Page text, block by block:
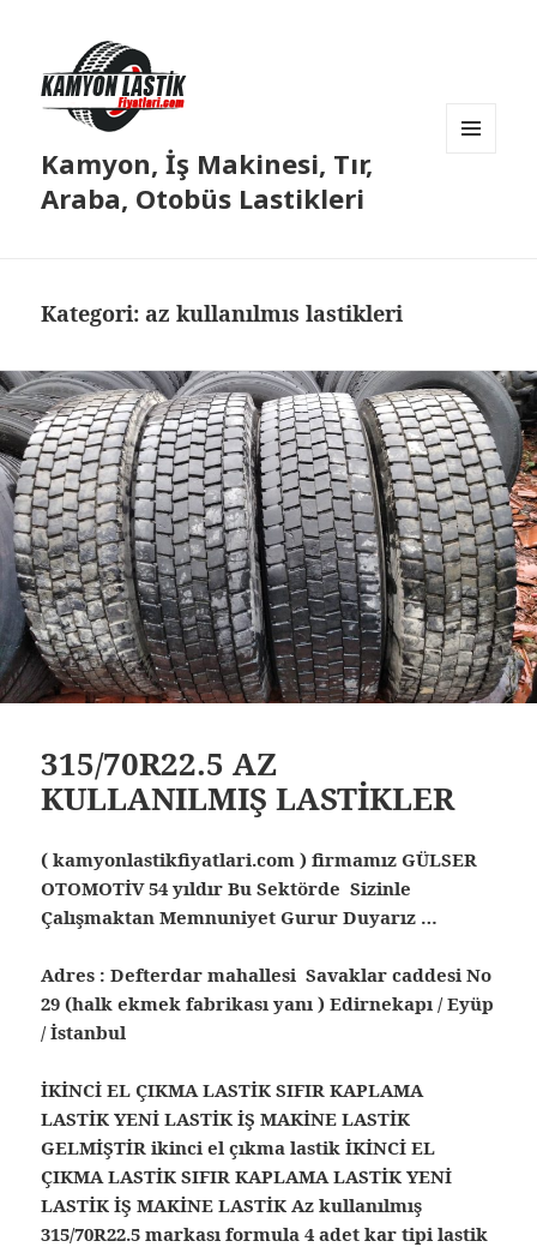
Kamyon, İş Makinesi, Tır,
Araba, Otobüs Lastikleri
Kategori: az kullanılmıs lastikleri
315/70R22.5 AZ
KULLANILMIŞ LASTİKLER
( kamyonlastikfiyatlari.com ) firmamız GÜLSER
OTOMOTİV 54 yıldır Bu Sektörde Sizinle
Çalışmaktan Memnuniyet Gurur Duyarız …
Adres : Defterdar mahallesi Savaklar caddesi No
29 (halk ekmek fabrikası yanı ) Edirnekapı / Eyüp
/ İstanbul
İKİNCİ EL ÇIKMA LASTİK SIFIR KAPLAMA
LASTİK YENİ LASTİK İŞ MAKİNE LASTİK
GELMİŞTİR ikinci el çıkma lastik İKİNCİ EL
ÇIKMA LASTİK SIFIR KAPLAMA LASTİK YENİ
LASTİK İŞ MAKİNE LASTİK Az kullanılmış
315/70R22.5 markası formula 4 adet kar tipi lastik